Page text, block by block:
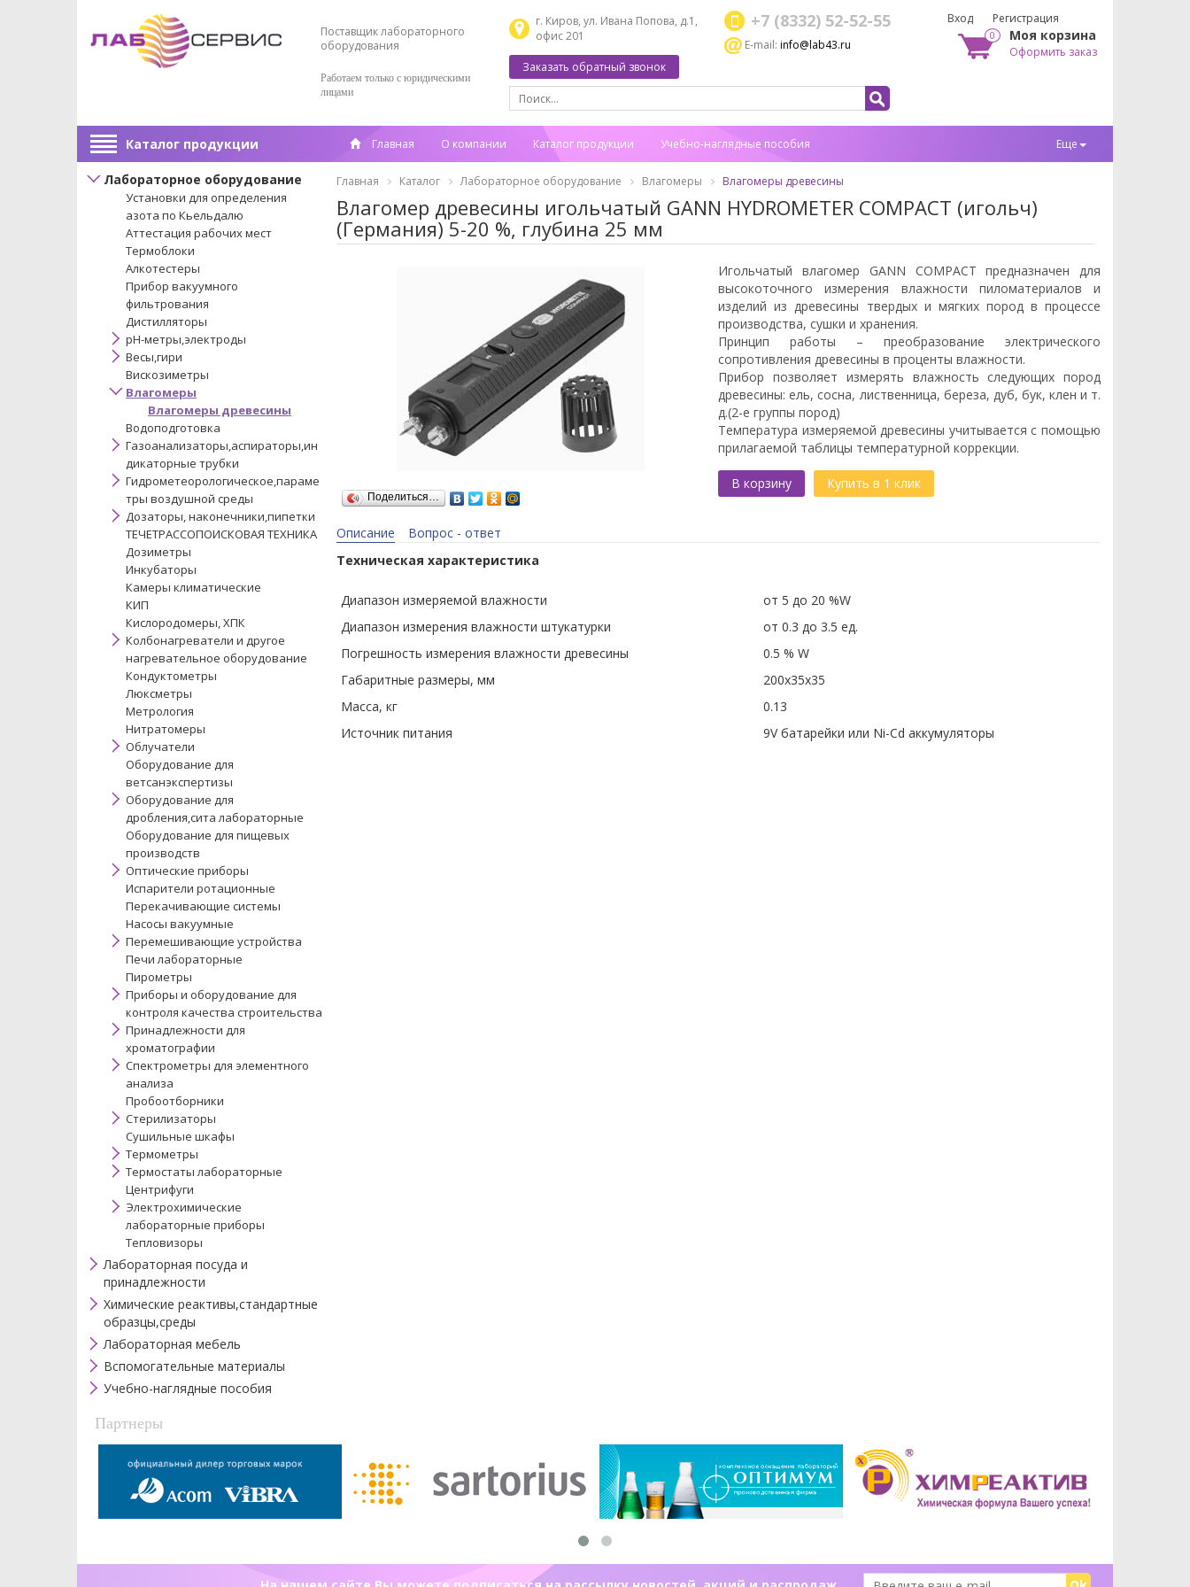
Поставщик лабораторного
оборудования
Работаем только с юридическими
лицами
г. Киров, ул. Ивана Попова, д.1,
офис 201
+7 (8332) 52-52-55
E-mail:info@lab43.ru
Заказать обратный звонок
Вход Регистрация
0 Моя корзина
Оформить заказ
Каталог продукции Главная О компании Каталог продукции Учебно-наглядные пособия Еще
Лабораторное оборудование
Установки для определения
азота по Кьельдалю
Аттестация рабочих мест
Термоблоки
Алкотестеры
Прибор вакуумного
фильтрования
Дистилляторы
pH-метры,электроды
Весы,гири
Вискозиметры
Влагомеры
Влагомеры древесины
Водоподготовка
Газоанализаторы,аспираторы,ин
дикаторные трубки
Гидрометеорологическое,параме
тры воздушной среды
Дозаторы, наконечники,пипетки
ТЕЧЕТРАССОПОИСКОВАЯ ТЕХНИКА
Дозиметры
Инкубаторы
Камеры климатические
КИП
Кислородомеры, ХПК
Колбонагреватели и другое
нагревательное оборудование
Кондуктометры
Люксметры
Метрология
Нитратомеры
Облучатели
Оборудование для
ветсанэкспертизы
Оборудование для
дробления,сита лабораторные
Оборудование для пищевых
производств
Оптические приборы
Испарители ротационные
Перекачивающие системы
Насосы вакуумные
Перемешивающие устройства
Печи лабораторные
Пирометры
Приборы и оборудование для
контроля качества строительства
Принадлежности для
хроматографии
Спектрометры для элементного
анализа
Пробоотборники
Стерилизаторы
Сушильные шкафы
Термометры
Термостаты лабораторные
Центрифуги
Электрохимические
лабораторные приборы
Тепловизоры
Лабораторная посуда и
принадлежности
Химические реактивы,стандартные
образцы,среды
Лабораторная мебель
Вспомогательные материалы
Учебно-наглядные пособия
Главная Каталог Лабораторное оборудование Влагомеры Влагомеры древесины
Влагомер древесины игольчатый GANN HYDROMETER COMPACT (игольч)
(Германия) 5-20 %, глубина 25 мм
Поделиться…
Игольчатый влагомер GANN COMPACT предназначен для
высокоточного измерения влажности пиломатериалов и
изделий из древесины твердых и мягких пород в процессе
производства, сушки и хранения.
Принцип работы – преобразование электрического
сопротивления древесины в проценты влажности.
Прибор позволяет измерять влажность следующих пород
древесины: ель, сосна, лиственница, береза, дуб, бук, клен и т.
д.(2-е группы пород)
Температура измеряемой древесины учитывается с помощью
прилагаемой таблицы температурной коррекции.
В корзину Купить в 1 клик
Описание
Вопрос - ответ
Техническая характеристика
Диапазон измеряемой влажности
от 5 до 20 %W
Диапазон измерения влажности штукатурки
от 0.3 до 3.5 ед.
Погрешность измерения влажности древесины
0.5 % W
Габаритные размеры, мм
200х35х35
Масса, кг
0.13
Источник питания
9V батарейки или Ni-Сd аккумуляторы
Партнеры